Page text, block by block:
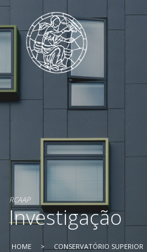
HOME > CONSERVATÓRIO SUPERIOR
RCAAP
Investigação